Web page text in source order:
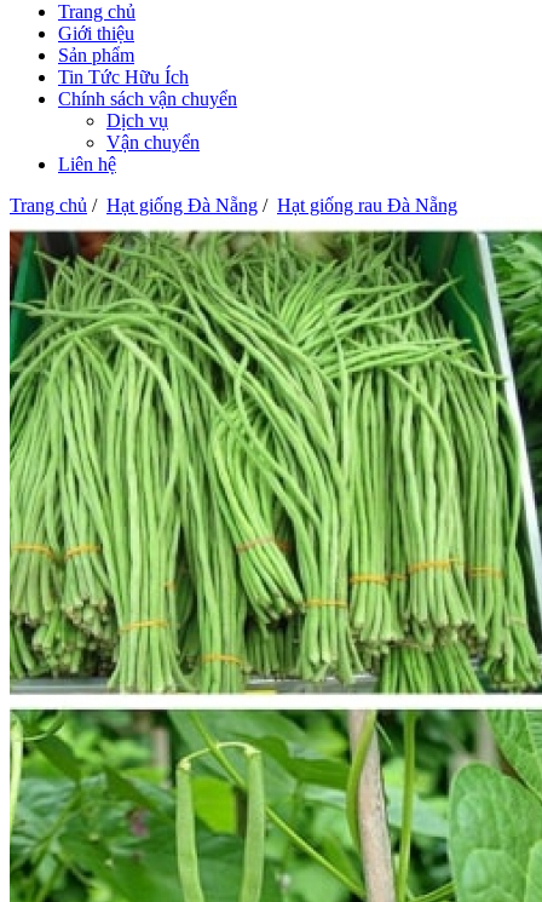
Trang chủ
Giới thiệu
Sản phẩm
Tin Tức Hữu Ích
Chính sách vận chuyển
Dịch vụ
Vận chuyển
Liên hệ
Trang chủ / Hạt giống Đà Nẵng / Hạt giống rau Đà Nẵng